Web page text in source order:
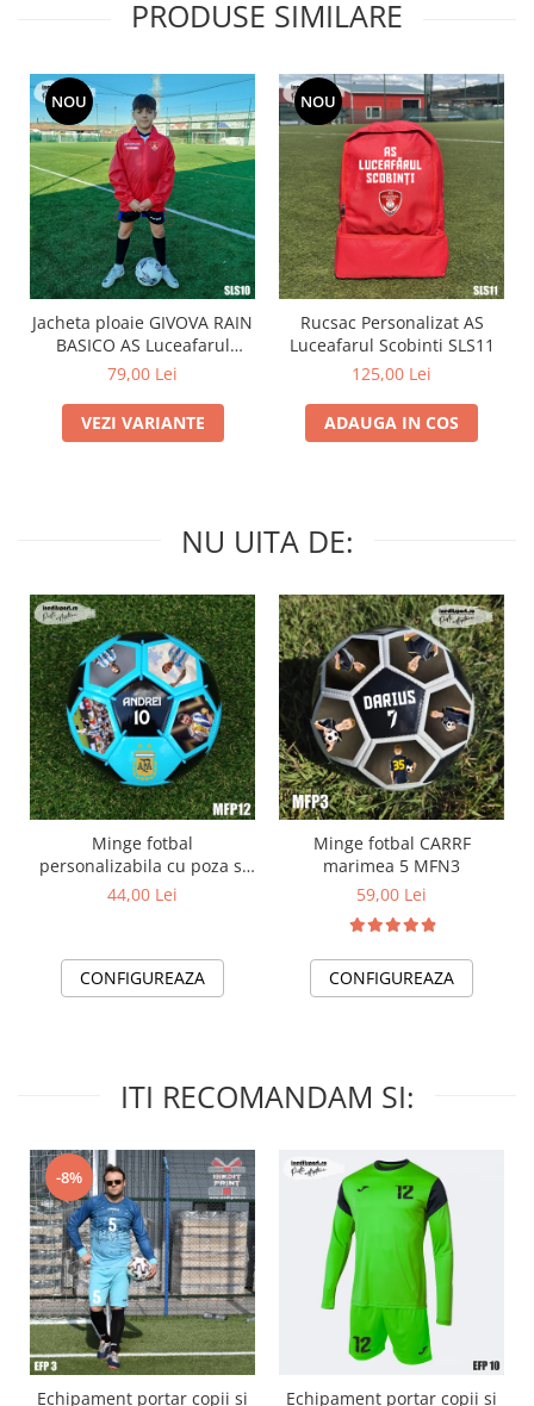
PRODUSE SIMILARE
NOU
Jacheta ploaie GIVOVA RAIN
BASICO AS Luceafarul
Scobinti SLS10
79,00 Lei
VEZI VARIANTE
NOU
Rucsac Personalizat AS
Luceafarul Scobinti SLS11
125,00 Lei
ADAUGA IN COS
NU UITA DE:
Minge fotbal
personalizabila cu poza si
text MFN12
44,00 Lei
CONFIGUREAZA
Minge fotbal CARRF
marimea 5 MFN3
59,00 Lei
CONFIGUREAZA
ITI RECOMANDAM SI:
-8%
Echipament portar copii si
Echipament portar copii și